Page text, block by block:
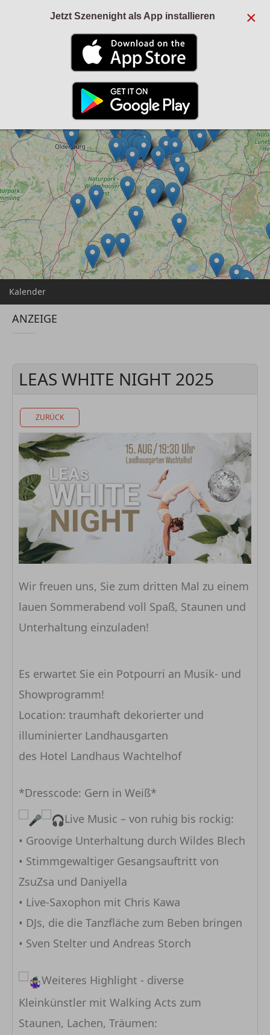
Kalender
ANZEIGE
LEAS WHITE NIGHT 2025
ZURÜCK
Wir freuen uns, Sie zum dritten Mal zu einem
lauen Sommerabend voll Spaß, Staunen und
Unterhaltung einzuladen!
Es erwartet Sie ein Potpourri an Musik- und
Showprogramm!
Location: traumhaft dekorierter und
illuminierter Landhausgarten
des Hotel Landhaus Wachtelhof
*Dresscode: Gern in Weiß*
Live Music – von ruhig bis rockig:
• Groovige Unterhaltung durch Wildes Blech
• Stimmgewaltiger Gesangsauftritt von
ZsuZsa und Daniyella
• Live-Saxophon mit Chris Kawa
• DJs, die die Tanzfläche zum Beben bringen
• Sven Stelter und Andreas Storch
Weiteres Highlight - diverse
Kleinkünstler mit Walking Acts zum
Staunen, Lachen, Träumen:
×
Jetzt Szenenight als App installieren